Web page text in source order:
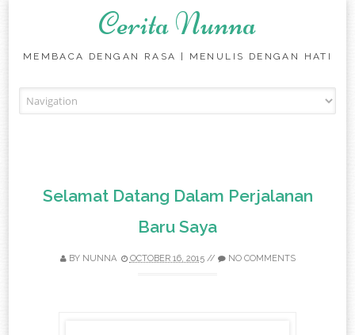
Cerita Nunna
MEMBACA DENGAN RASA | MENULIS DENGAN HATI
Selamat Datang Dalam Perjalanan
Baru Saya
BY NUNNA OCTOBER 16, 2015// NO COMMENTS